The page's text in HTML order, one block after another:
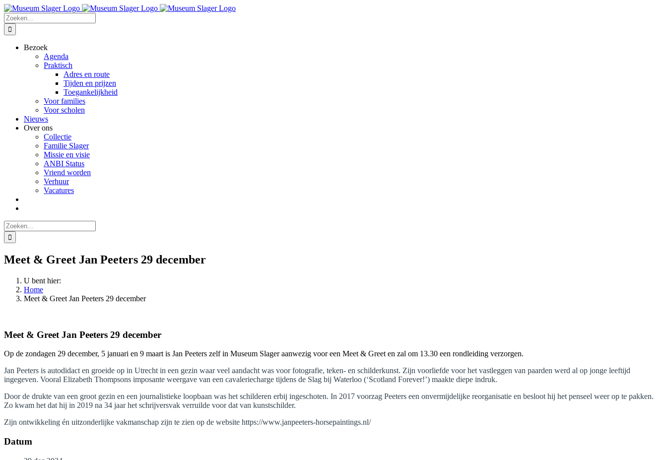
Ga
naar
inhoud
Facebook
Instagram
Zoeken
naar:
Bezoek
Agenda
Praktisch
Adres en route
Tijden en prijzen
Toegankelijkheid
Voor families
Voor scholen
Nieuws
Over ons
Collectie
Familie Slager
Missie en visie
ANBI Status
Vriend worden
Verhuur
Vacatures
Zoeken
naar:
Meet & Greet Jan Peeters 29 december
U bent hier:
Home
Meet & Greet Jan Peeters 29 december
Meet & Greet Jan Peeters 29 december
Op de zondagen 29 december, 5 januari en 9 maart is Jan Peeters zelf in Museum Slager aanwezig voor een Meet & Greet en zal om 13.30 een rondleiding verzorgen.
Jan Peeters is autodidact en groeide op in Utrecht in een gezin waar veel aandacht was voor fotografie, teken- en schilderkunst. Zijn voorliefde voor het vastleggen van paarden werd al op jonge leeftijd
ingegeven. Vooral Elizabeth Thompsons imposante weergave van een cavaleriecharge tijdens de Slag bij Waterloo (‘Scotland Forever!’) maakte diepe indruk.
Door de drukte van een groot gezin en een journalistieke loopbaan was het schilderen erbij ingeschoten. In 2017 voorzag Peeters een onvermijdelijke reorganisatie en besloot hij het penseel weer op te pakken.
Zo kwam het dat hij in 2019 na 34 jaar het schrijversvak verruilde voor dat van kunstschilder.
Zijn ontwikkeling én uitzonderlijke vakmanschap zijn te zien op de website https://www.janpeeters-horsepaintings.nl/
Datum